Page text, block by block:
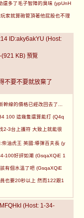
多了毛子智障的臭味 (ypUnH
家就算砲管頂著他屁股也不理
ID:aky6akYU (Host:
-(921 KB) 預覽
不要不要就放棄了
線的價格已經改回去了...
100 這幾隻還算能打 (Q4q
2-3台上護符 大致上就能很
油虎王 英國:導彈百夫長 (y
100好評如潮 (GsqaXQiE 1
有個水溫了吧 (GsqaXQiE
也要20秒以上 然而122跟1
(Host: 1-34-